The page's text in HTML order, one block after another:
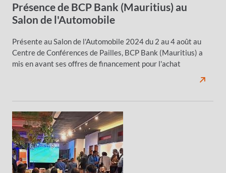
Présence de BCP Bank (Mauritius) au
Salon de l'Automobile
Présente au Salon de l'Automobile 2024 du 2 au 4 août au
Centre de Conférences de Pailles, BCP Bank (Mauritius) a
mis en avant ses offres de financement pour l'achat